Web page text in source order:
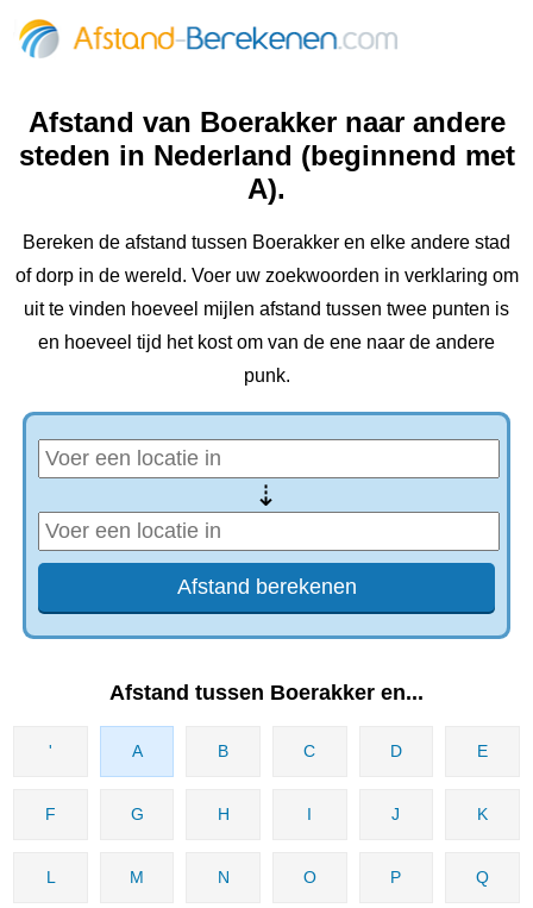
Afstand van Boerakker naar andere
steden in Nederland (beginnend met
A).
Bereken de afstand tussen Boerakker en elke andere stad
of dorp in de wereld. Voer uw zoekwoorden in verklaring om
uit te vinden hoeveel mijlen afstand tussen twee punten is
en hoeveel tijd het kost om van de ene naar de andere
punk.
⇢
Afstand tussen Boerakker en...
' A B C D E
F G H I J K
L M N O P Q